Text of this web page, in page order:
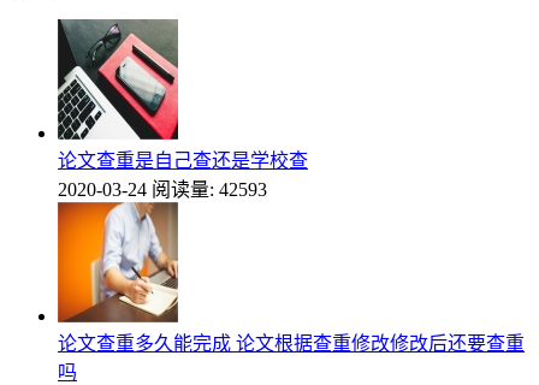
论文查重是自己查还是学校查
2020-03-24 阅读量: 42593
论文查重多久能完成 论文根据查重修改修改后还要查重
吗